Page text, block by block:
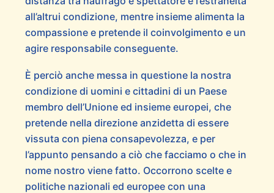
all’altrui condizione, mentre insieme alimenta la
compassione e pretende il coinvolgimento e un
agire responsabile conseguente.
Ѐ perciò anche messa in questione la nostra
condizione di uomini e cittadini di un Paese
membro dell’Unione ed insieme europei, che
pretende nella direzione anzidetta di essere
vissuta con piena consapevolezza, e per
l’appunto pensando a ciò che facciamo o che in
nome nostro viene fatto. Occorrono scelte e
politiche nazionali ed europee con una